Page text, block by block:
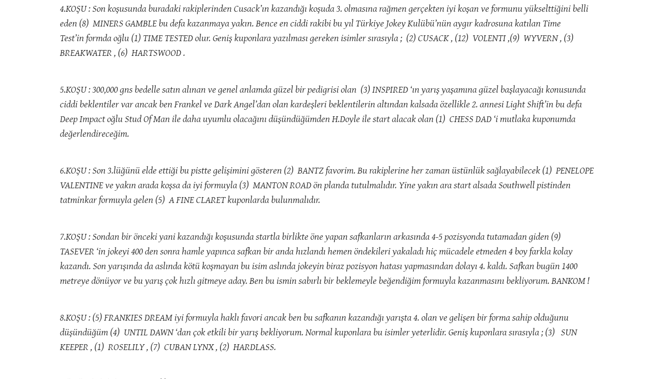
4.KOŞU : Son koşusunda buradaki rakiplerinden Cusack’ın kazandığı koşuda 3. olmasına rağmen gerçekten iyi koşan ve formunu yükselttiğini belli
eden (8) MINERS GAMBLE bu defa kazanmaya yakın. Bence en ciddi rakibi bu yıl Türkiye Jokey Kulübü’nün aygır kadrosuna katılan Time
Test’in formda oğlu (1) TIME TESTED olur. Geniş kuponlara yazılması gereken isimler sırasıyla ; (2) CUSACK , (12) VOLENTI ,(9) WYVERN , (3)
BREAKWATER , (6) HARTSWOOD .
5.KOŞU : 300,000 gns bedelle satın alınan ve genel anlamda güzel bir pedigrisi olan (3) INSPIRED ‘ın yarış yaşamına güzel başlayacağı konusunda
ciddi beklentiler var ancak ben Frankel ve Dark Angel’dan olan kardeşleri beklentilerin altından kalsada özellikle 2. annesi Light Shift’in bu defa
Deep Impact oğlu Stud Of Man ile daha uyumlu olacağını düşündüğümden H.Doyle ile start alacak olan (1) CHESS DAD ‘i mutlaka kuponumda
değerlendireceğim.
6.KOŞU : Son 3.lüğünü elde ettiği bu pistte gelişimini gösteren (2) BANTZ favorim. Bu rakiplerine her zaman üstünlük sağlayabilecek (1) PENELOPE
VALENTINE ve yakın arada koşsa da iyi formuyla (3) MANTON ROAD ön planda tutulmalıdır. Yine yakın ara start alsada Southwell pistinden
tatminkar formuyla gelen (5) A FINE CLARET kuponlarda bulunmalıdır.
7.KOŞU : Sondan bir önceki yani kazandığı koşusunda startla birlikte öne yapan safkanların arkasında 4-5 pozisyonda tutamadan giden (9)
TASEVER ‘in jokeyi 400 den sonra hamle yapınca safkan bir anda hızlandı hemen öndekileri yakaladı hiç mücadele etmeden 4 boy farkla kolay
kazandı. Son yarışında da aslında kötü koşmayan bu isim aslında jokeyin biraz pozisyon hatası yapmasından dolayı 4. kaldı. Safkan bugün 1400
metreye dönüyor ve bu yarış çok hızlı gitmeye aday. Ben bu ismin sabırlı bir beklemeyle beğendiğim formuyla kazanmasını bekliyorum. BANKOM !
8.KOŞU : (5) FRANKIES DREAM iyi formuyla haklı favori ancak ben bu safkanın kazandığı yarışta 4. olan ve gelişen bir forma sahip olduğunu
düşündüğüm (4) UNTIL DAWN ‘dan çok etkili bir yarış bekliyorum. Normal kuponlara bu isimler yeterlidir. Geniş kuponlara sırasıyla ; (3) SUN
KEEPER , (1) ROSELILY , (7) CUBAN LYNX , (2) HARDLASS.